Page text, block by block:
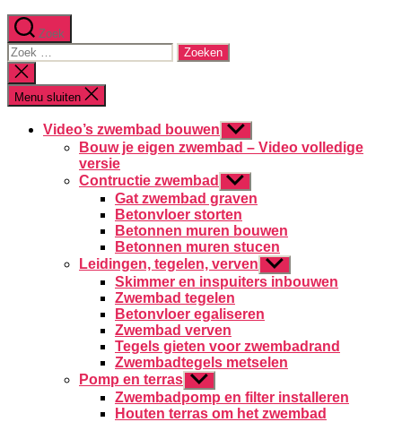
Zoek
Zoeken
naar:
Zoeken
sluiten
Menu sluiten
Video’s zwembad bouwen Toon
submenu
Bouw je eigen zwembad – Video volledige
versie
Contructie zwembad
Toon
submenu
Gat zwembad graven
Betonvloer storten
Betonnen muren bouwen
Betonnen muren stucen
Leidingen, tegelen, verven Toon
submenu
Skimmer en inspuiters inbouwen
Zwembad tegelen
Betonvloer egaliseren
Zwembad verven
Tegels gieten voor zwembadrand
Zwembadtegels metselen
Pomp en terras Toon
submenu
Zwembadpomp en filter installeren
Houten terras om het zwembad